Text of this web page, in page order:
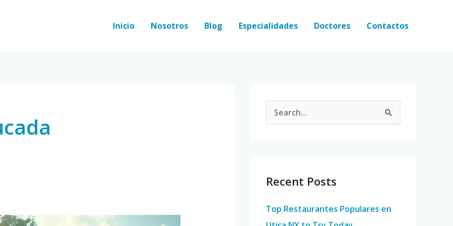
Inicio Nosotros Blog Especialidades Doctores Contactos
c
f
Recent Posts
Top Restaurantes Populares en